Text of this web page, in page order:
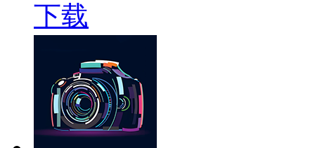
下载